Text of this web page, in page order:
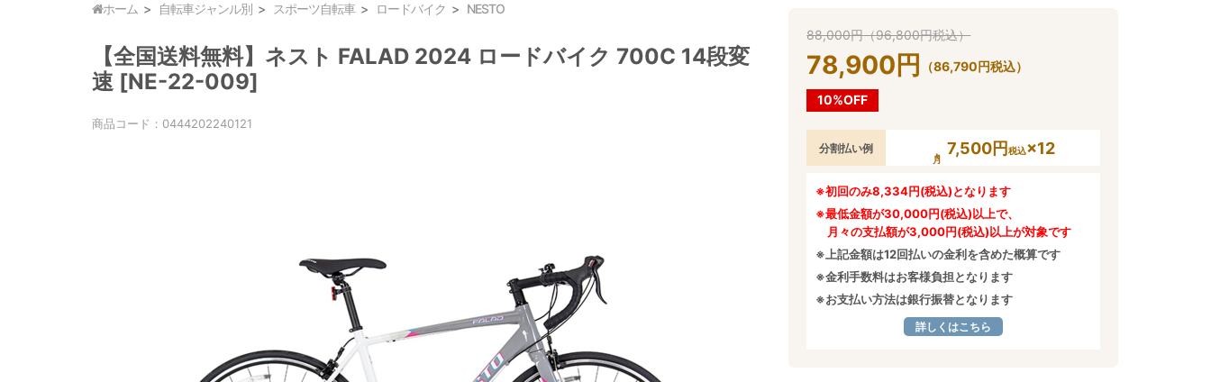
ホーム 自転車ジャンル別 スポーツ自転車 ロードバイク NESTO
【全国送料無料】ネスト FALAD 2024 ロードバイク 700C 14段変
速 [NE-22-009]
商品コード： 0444202240121
88,000円（96,800円税込）
78,900 円 （86,790円税込）
10%OFF
分割払い例 7,500円税込×12
※初回のみ8,334円(税込)となります
※最低金額が30,000円(税込)以上で、
月々の支払額が3,000円(税込)以上が対象です
※上記金額は12回払いの金利を含めた概算です
※金利手数料はお客様負担となります
※お支払い方法は銀行振替となります
詳しくはこちら